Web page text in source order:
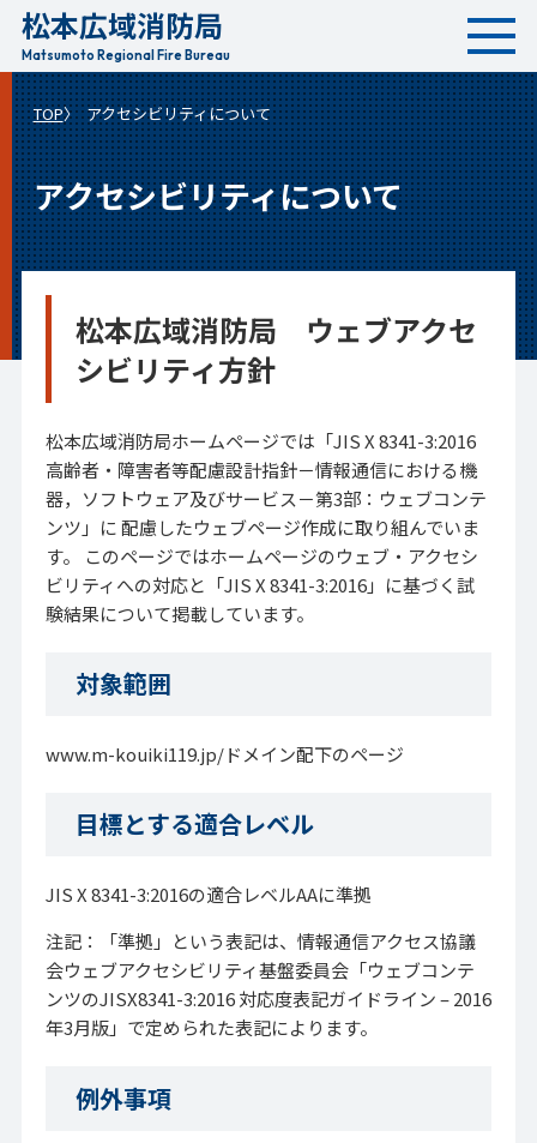
へ
移
動
松本広域消防局
Matsumoto Regional Fire Bureau
TOP アクセシビリティについて
アクセシビリティについて
松本広域消防局 ウェブアクセ
シビリティ方針
松本広域消防局ホームページでは「JIS X 8341-3:2016
高齢者・障害者等配慮設計指針－情報通信における機
器，ソフトウェア及びサービス－第3部：ウェブコンテ
ンツ」に 配慮したウェブページ作成に取り組んでいま
す。 このページではホームページのウェブ・アクセシ
ビリティへの対応と「JIS X 8341-3:2016」に基づく試
験結果について掲載しています。
対象範囲
www.m-kouiki119.jp/ドメイン配下のページ
目標とする適合レベル
JIS X 8341-3:2016の適合レベルAAに準拠
注記：「準拠」という表記は、情報通信アクセス協議
会ウェブアクセシビリティ基盤委員会「ウェブコンテ
ンツのJISX8341-3:2016 対応度表記ガイドライン – 2016
年3月版」で定められた表記によります。
例外事項